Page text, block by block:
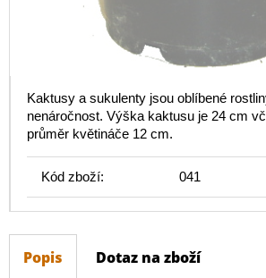
Kaktusy a sukulenty jsou oblíbené
nenáročnost. Výška kaktusu je 24 cm
průměr květináče 12 cm.
Kód zboží: 041
Popis Dotaz na zboží